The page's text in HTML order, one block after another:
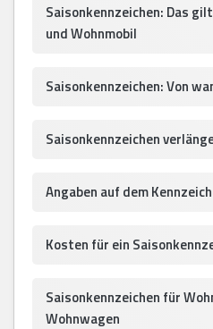
Saisonkennzeichen: Das
und Wohnmobil
Saisonkennzeichen: Von
Saisonkennzeichen
Angaben auf dem
Kosten für ein
Saisonkennzeichen für
Wohnwagen